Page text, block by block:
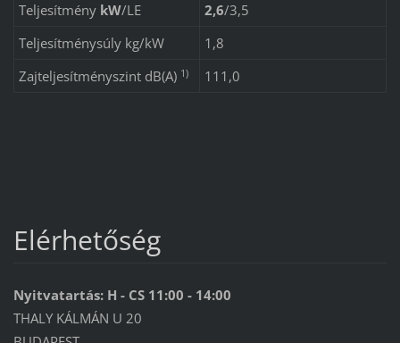
Teljesítmény kW/LE 2,6/3,5
Teljesítménysúly kg/kW
1,8
Zajteljesítményszint dB(A) 1) 111,0
Elérhetőség
Nyitvatartás: H - CS 11:00 - 14:00
THALY KÁLMÁN U 20